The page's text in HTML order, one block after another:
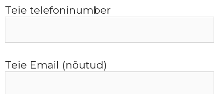
Teie telefoninumber
Teie Email (nõutud)